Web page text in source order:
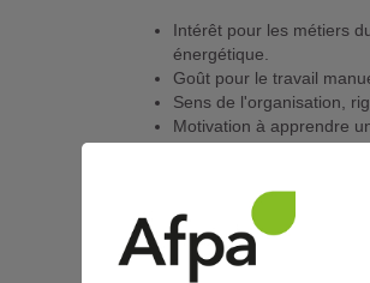
Intérêt pour les métiers
énergétique.
Goût pour le travail
Sens de l'organisation,
Motivation à apprendre
Une première
Descriptif de